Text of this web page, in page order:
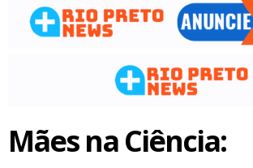
Mães na Ciência: